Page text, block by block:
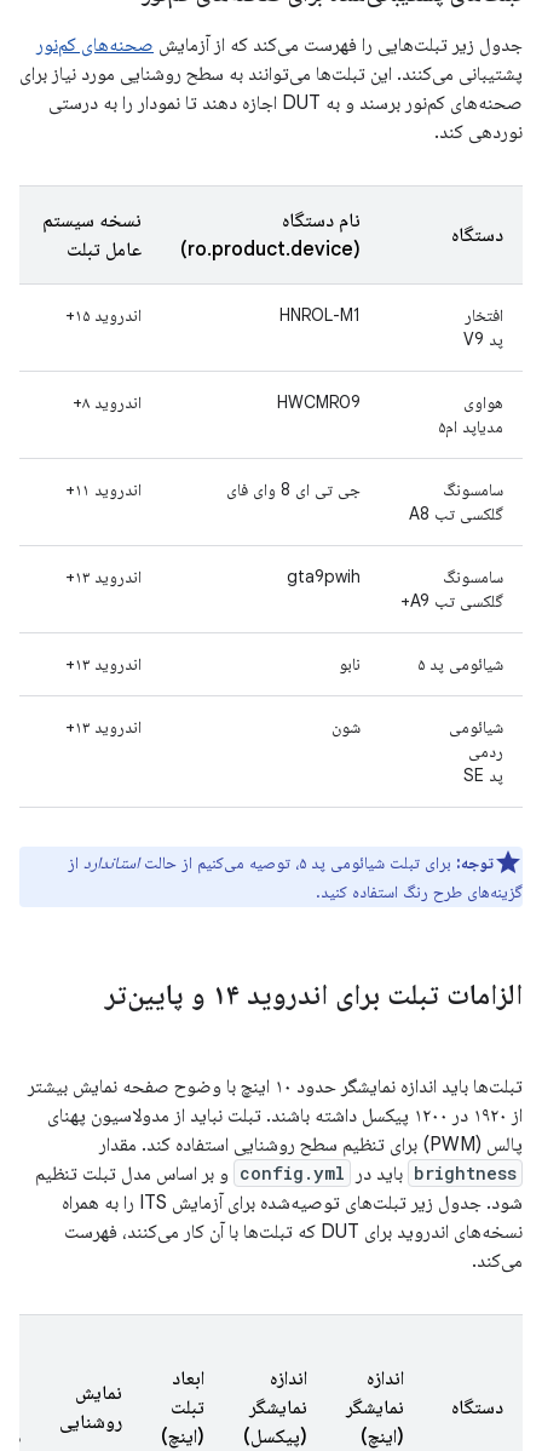
جدول زیر تبلت‌هایی را فهرست می‌کند که از آزمایش صحنه‌های کم‌نور
پشتیبانی می‌کنند. این تبلت‌ها می‌توانند به سطح روشنایی مورد نیاز برای
صحنه‌های کم‌نور برسند و به DUT اجازه دهند تا نمودار را به درستی
نوردهی کند.
دستگاه
نام دستگاه
(ro.product.device)
نسخه سیستم
عامل تبلت
افتخار
پد V9
HNROL-M1 اندروید ۱۵+
هواوی
مدیاپد ام۵
HWCMR09 اندروید ۸+
سامسونگ
گلکسی تب A8
جی تی ای 8 وای فای اندروید ۱۱+
سامسونگ
گلکسی تب A9+
gta9pwih اندروید ۱۳+
شیائومی پد ۵ نابو اندروید ۱۳+
شیائومی
ردمی
پد SE
شون اندروید ۱۳+
توجه: برای تبلت شیائومی پد ۵، توصیه می‌کنیم از حالت استاندارد از
گزینه‌های طرح رنگ استفاده کنید.
الزامات تبلت برای اندروید ۱۴ و پایین‌تر
تبلت‌ها باید اندازه نمایشگر حدود ۱۰ اینچ با وضوح صفحه نمایش بیشتر
از ۱۹۲۰ در ۱۲۰۰ پیکسل داشته باشند. تبلت نباید از مدولاسیون پهنای
پالس (PWM) برای تنظیم سطح روشنایی استفاده کند. مقدار
brightness باید در config.yml و بر اساس مدل تبلت تنظیم
شود. جدول زیر تبلت‌های توصیه‌شده برای آزمایش ITS را به همراه
نسخه‌های اندروید برای DUT که تبلت‌ها با آن کار می‌کنند، فهرست
می‌کند.
دستگاه
اندازه
نمایشگر
(اینچ)
اندازه
نمایشگر
(پیکسل)
ابعاد
تبلت
(اینچ)
نمایش
روشنایی
ها